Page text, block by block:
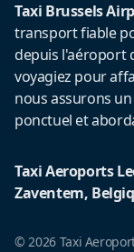
Taxi Brussels
transport fiable
depuis l'aéroport
voyagiez pour
nous assurons
ponctuel et
Taxi Aeroports
Zaventem,
© 2026 Taxi